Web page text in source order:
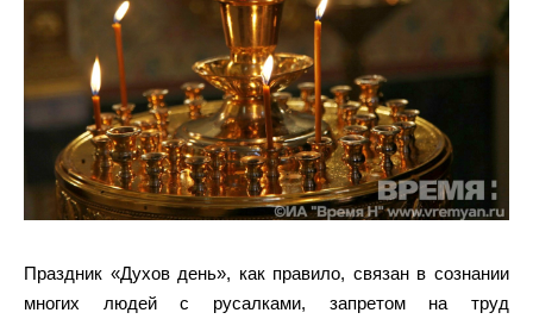
Праздник «Духов день», как правило, связан в сознании
многих людей с русалками, запретом на труд